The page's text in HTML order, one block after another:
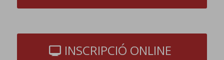
INSCRIPCIÓ ONLINE